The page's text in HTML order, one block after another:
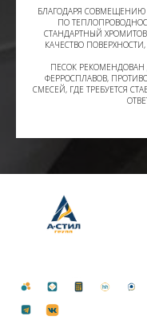
БЛАГОДАРЯ СОВМЕЩЕНИЮ
ПО
СТАНДАРТНЫЙ
КАЧЕСТВО
ПЕСОК РЕКОМЕНДОВАН
ФЕРРОСПЛАВОВ,
СМЕСЕЙ, ГДЕ ТРЕБУЕТСЯ